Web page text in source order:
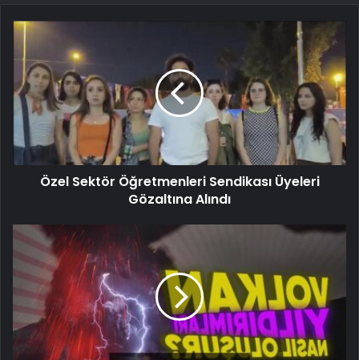
Özel Sektör Öğretmenleri Sendikası Üyeleri
Gözaltına Alındı